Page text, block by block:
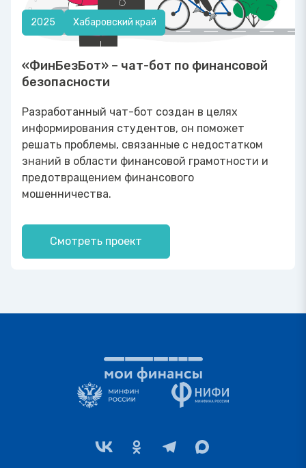
2025 Хабаровский край
«ФинБезБот» – чат-бот по финансовой
безопасности
Разработанный чат-бот создан в целях
информирования студентов, он поможет
решать проблемы, связанные с недостатком
знаний в области финансовой грамотности и
предотвращением финансового
мошенничества.
Смотреть проект